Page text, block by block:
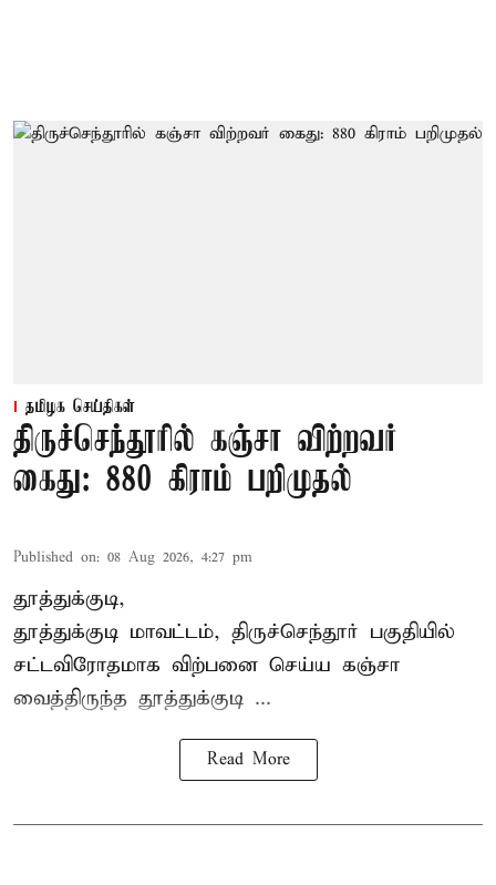
தமிழக செய்திகள்
திருச்செந்தூரில் கஞ்சா விற்றவர்
கைது: 880 கிராம் பறிமுதல்
Published on: 08 Aug 2026, 4:27 pm
தூத்துக்குடி,
தூத்துக்குடி மாவட்டம், திருச்செந்தூர் பகுதியில்
சட்டவிரோதமாக விற்பனை செய்ய கஞ்சா
வைத்திருந்த தூத்துக்குடி ...
Read More